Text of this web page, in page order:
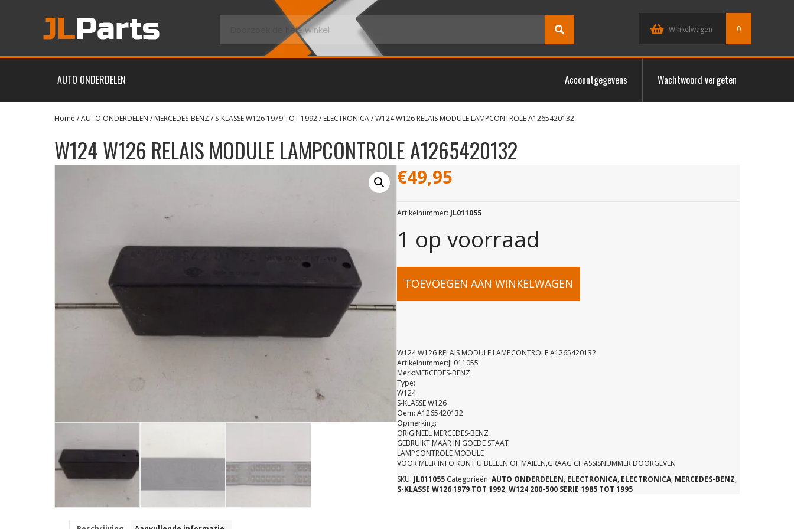
Winkelwagen 0
AUTO ONDERDELEN Accountgegevens Wachtwoord vergeten
Home /AUTO ONDERDELEN / MERCEDES-BENZ/ S-KLASSE W126 1979 TOT 1992/ ELECTRONICA/ W124 W126 RELAIS MODULE LAMPCONTROLE A1265420132
W124 W126 RELAIS MODULE LAMPCONTROLE A1265420132
€49,95
Artikelnummer: JL011055
1 op voorraad
W124
RELAIS
MODULE
LAMPCONTROLE
A1265420132
aantal
TOEVOEGEN AAN WINKELWAGEN
W124 W126 RELAIS MODULE LAMPCONTROLE A1265420132
Artikelnummer:JL011055
Merk:MERCEDES-BENZ
Type:
W124
S-KLASSE W126
Oem: A1265420132
Opmerking:
ORIGINEEL MERCEDES-BENZ
GEBRUIKT MAAR IN GOEDE STAAT
LAMPCONTROLE MODULE
VOOR MEER INFO KUNT U BELLEN OF MAILEN,GRAAG CHASSISNUMMER DOORGEVEN
SKU: JL011055 Categorieën: AUTO ONDERDELEN, ELECTRONICA, ELECTRONICA, MERCEDES-BENZ,
S-KLASSE W126 1979 TOT 1992, W124 200-500 SERIE 1985 TOT 1995